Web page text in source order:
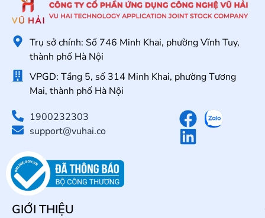
Trụ sở chính: Số 746 Minh Khai, phường Vĩnh Tuy,
thành phố Hà Nội
VPGD: Tầng 5, số 314 Minh Khai, phường Tương
Mai, thành phố Hà Nội
1900232303
support@vuhai.co
GIỚI THIỆU